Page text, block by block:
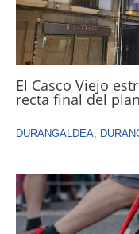
El Casco Viejo
recta final del
DURANGALDEA